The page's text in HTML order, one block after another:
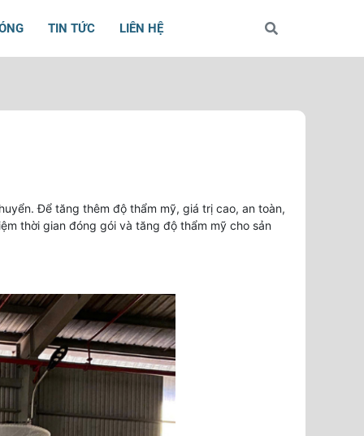
TIN TỨC LIÊN HỆ
Để tăng thêm độ thẩm mỹ, giá trị cao, an toàn,
thời gian đóng gói và tăng độ thẩm mỹ cho sản